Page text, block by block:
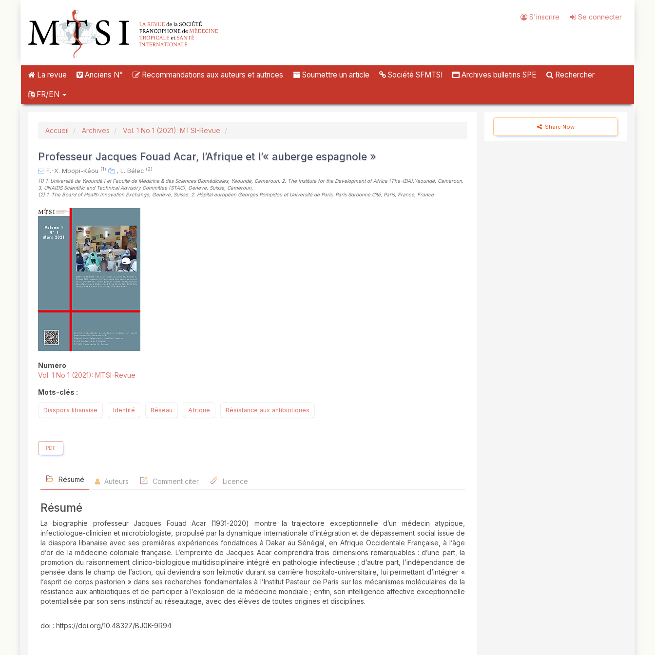
##plugins.themes.novelty.accessible_menu.main_navigation##
##plugins.themes.novelty.accessible_menu.main_content##
##plugins.themes.novelty.accessible_menu.sidebar##
S'inscrire Se connecter
La revue Anciens N° Recommandations aux auteurs et autrices Soumettre un article Société SFMTSI Archives bulletins SPE Rechercher
FR/EN
Accueil Archives Vol. 1 No 1 (2021): MTSI-Revue
Professeur Jacques Fouad Acar, l’Afrique et l’« auberge espagnole »
F.-X. Mbopi-Kéou (1) , L. Bélec (2)
(1) 1. Université de Yaoundé I et Faculté de Médicine & des Sciences Biomédicales, Yaoundé, Cameroun. 2. The Institute for the Development of Africa (The-IDA),Yaoundé, Cameroun.
3. UNAIDS Scientific and Technical Advisory Committee (STAC), Genève, Suisse, Cameroun
(2) 1. The Board of Health Innovation Exchange, Genève, Suisse. 2. Hôpital européen Georges Pompidou et Université de Paris, Paris Sorbonne Cité, Paris, France, France
##plugins.themes.novelty.article.sidebar##
Numéro
Vol. 1 No 1 (2021): MTSI-Revue
Mots-clés :
Diaspora libanaise Identité Réseau Afrique Résistance aux antibiotiques
PDF
Résumé Auteurs Comment citer Licence
Résumé
La biographie professeur Jacques Fouad Acar (1931-2020) montre la trajectoire exceptionnelle d’un médecin atypique,
infectiologue-clinicien et microbiologiste, propulsé par la dynamique internationale d’intégration et de dépassement social issue de
la diaspora libanaise avec ses premières expériences fondatrices à Dakar au Sénégal, en Afrique Occidentale Française, à l’âge
d’or de la médecine coloniale française. L’empreinte de Jacques Acar comprendra trois dimensions remarquables : d’une part, la
promotion du raisonnement clinico-biologique multidisciplinaire intégré en pathologie infectieuse ; d’autre part, l’indépendance de
pensée dans le champ de l’action, qui deviendra son leitmotiv durant sa carrière hospitalo-universitaire, lui permettant d’intégrer «
l’esprit de corps pastorien » dans ses recherches fondamentales à l’Institut Pasteur de Paris sur les mécanismes moléculaires de la
résistance aux antibiotiques et de participer à l’explosion de la médecine mondiale ; enfin, son intelligence affective exceptionnelle
potentialisée par son sens instinctif au réseautage, avec des élèves de toutes origines et disciplines.
doi : https://doi.org/10.48327/BJ0K-9R94
Share Now